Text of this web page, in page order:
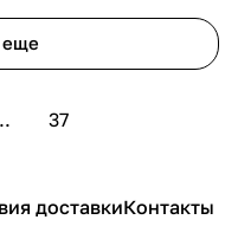
еще
37
доставкиКонтакты